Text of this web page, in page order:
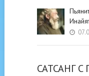
САТСАНГ